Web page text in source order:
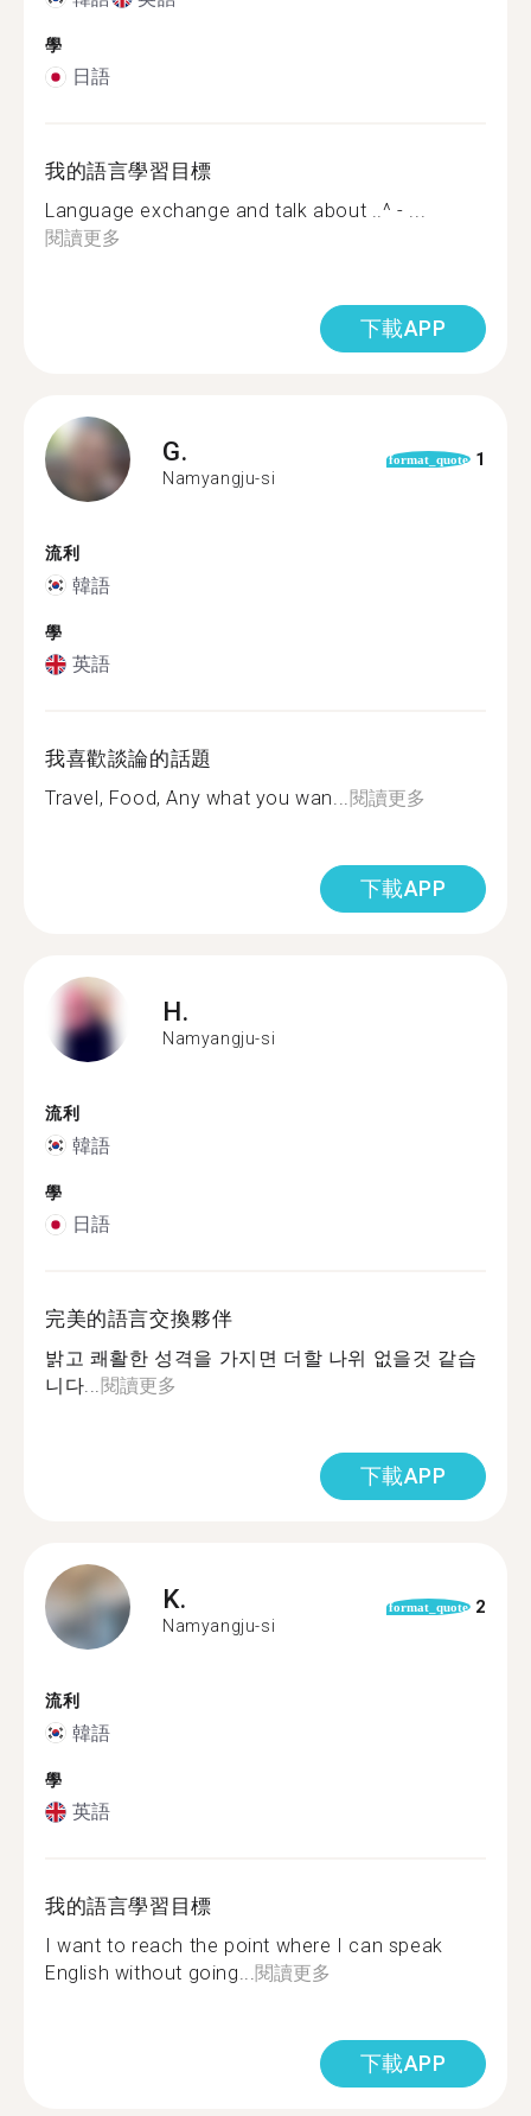
學
日語
我的語言學習目標
Language exchange and talk about ..^ - ...
閱讀更多
下載APP
G.
Namyangju-si
format_quote 1
流利
韓語
學
英語
我喜歡談論的話題
Travel, Food, Any what you wan...閱讀更多
下載APP
H.
Namyangju-si
流利
韓語
學
日語
完美的語言交換夥伴
밝고 쾌활한 성격을 가지면 더할 나위 없을것 같습
니다...閱讀更多
下載APP
K.
Namyangju-si
format_quote 2
流利
韓語
學
英語
我的語言學習目標
I want to reach the point where I can speak
English without going...閱讀更多
下載APP